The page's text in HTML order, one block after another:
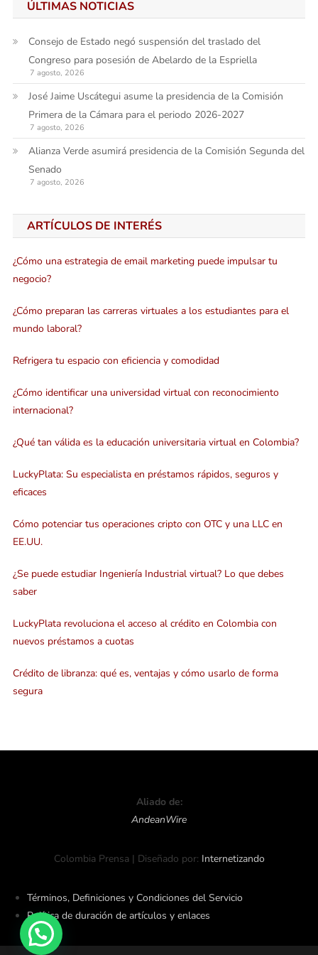
ÚLTIMAS NOTICIAS
Consejo de Estado negó suspensión del traslado del
Congreso para posesión de Abelardo de la Espriella
7 agosto, 2026
José Jaime Uscátegui asume la presidencia de la Comisión
Primera de la Cámara para el periodo 2026-2027
7 agosto, 2026
Alianza Verde asumirá presidencia de la Comisión Segunda del
Senado
7 agosto, 2026
ARTÍCULOS DE INTERÉS
¿Cómo una estrategia de email marketing puede impulsar tu
negocio?
¿Cómo preparan las carreras virtuales a los estudiantes para el
mundo laboral?
Refrigera tu espacio con eficiencia y comodidad
¿Cómo identificar una universidad virtual con reconocimiento
internacional?
¿Qué tan válida es la educación universitaria virtual en Colombia?
LuckyPlata: Su especialista en préstamos rápidos, seguros y
eficaces
Cómo potenciar tus operaciones cripto con OTC y una LLC en
EE.UU.
¿Se puede estudiar Ingeniería Industrial virtual? Lo que debes
saber
LuckyPlata revoluciona el acceso al crédito en Colombia con
nuevos préstamos a cuotas
Crédito de libranza: qué es, ventajas y cómo usarlo de forma
segura
Aliado de:
AndeanWire
Colombia Prensa | Diseñado por: Internetizando
Términos, Definiciones y Condiciones del Servicio
Política de duración de artículos y enlaces